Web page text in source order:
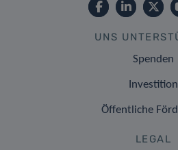
UNS
Spenden
Investition
Öffentliche
LEGAL